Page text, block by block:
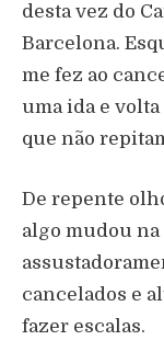
desta vez do
Barcelona.
me fez ao
uma ida e
que não
De repente
algo mudou
cancelados e
fazer escalas.